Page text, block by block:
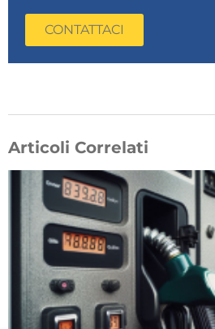
CONTATTACI
Articoli Correlati